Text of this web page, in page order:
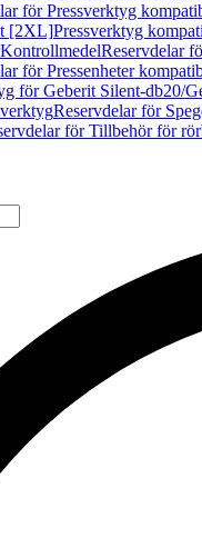
för Pressverktyg
[2XL]Pressverktyg
KontrollmedelReservdelar
för Pressenheter
för Geberit Silent-db20/
Reservdelar för
för Tillbehör för